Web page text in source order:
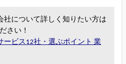
社について詳しく知りたい方は
さい！
ービス12社・選ぶポイント 業